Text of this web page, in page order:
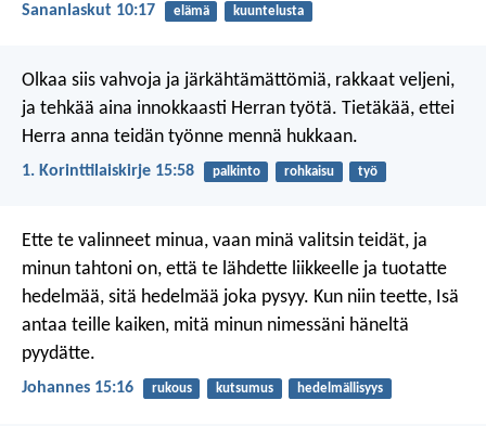
Sananlaskut 10:17 elämä kuuntelusta
Olkaa siis vahvoja ja järkähtämättömiä, rakkaat veljeni,
ja tehkää aina innokkaasti Herran työtä. Tietäkää, ettei
Herra anna teidän työnne mennä hukkaan.
1. Korinttilaiskirje 15:58 palkinto rohkaisu työ
Ette te valinneet minua, vaan minä valitsin teidät, ja
minun tahtoni on, että te lähdette liikkeelle ja tuotatte
hedelmää, sitä hedelmää joka pysyy. Kun niin teette, Isä
antaa teille kaiken, mitä minun nimessäni häneltä
pyydätte.
Johannes 15:16 rukous kutsumus hedelmällisyys